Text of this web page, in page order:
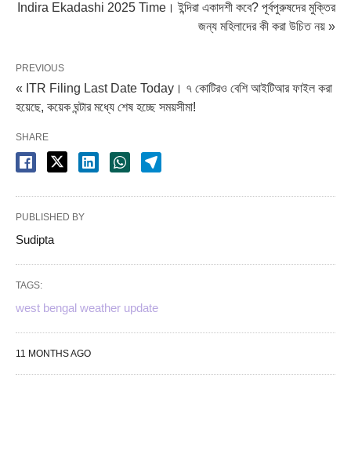
Indira Ekadashi 2025 Time। ইন্দিরা একাদশী কবে? পূর্বপুরুষদের মুক্তির
জন্য মহিলাদের কী করা উচিত নয় »
PREVIOUS
« ITR Filing Last Date Today। ৭ কোটিরও বেশি আইটিআর ফাইল করা
হয়েছে, কয়েক ঘন্টার মধ্যে শেষ হচ্ছে সময়সীমা!
SHARE
PUBLISHED BY
Sudipta
TAGS:
west bengal weather update
11 MONTHS AGO